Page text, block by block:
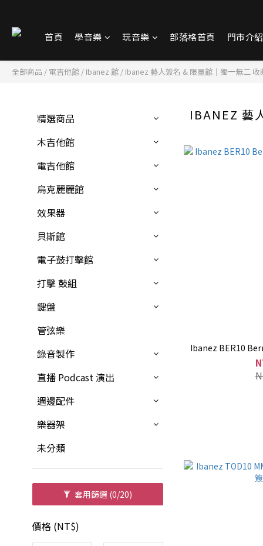
首頁 學音樂 玩音樂 部落格首頁 門市介紹
全部商品 / 電吉他館 / Ibanez 館 / Ibanez 藝人簽名 & 限量館｜獨一無二 收
精選商品
木吉他館
電吉他館
烏克麗麗館
效果器
貝斯館
電子鼓打擊館
打擊 鼓組
鍵盤
管弦樂
錄音製作
直播 Podcast 演出
週邊配件
樂器架
未分類
套用篩選 (0/20)
價格 (NT$)
IBANEZ 藝
Ibanez BER10